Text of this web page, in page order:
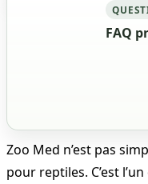
FAQ
Zoo Med n’est pas
pour reptiles. C’est